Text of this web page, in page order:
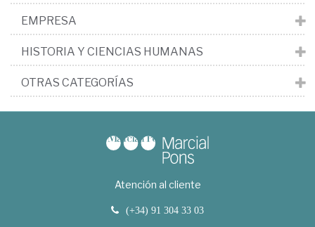
EMPRESA
HISTORIA Y CIENCIAS HUMANAS
OTRAS CATEGORÍAS
Atención al cliente
(+34) 91 304 33 03